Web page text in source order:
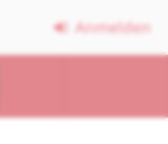
Anmelden